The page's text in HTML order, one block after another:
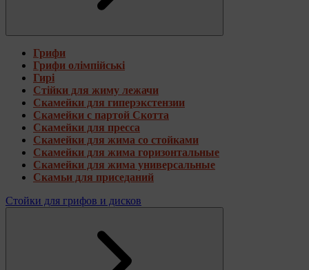
Грифи
Грифи олімпійські
Гирі
Стійки для жиму лежачи
Скамейки для гиперэкстензии
Скамейки с партой Скотта
Скамейки для пресса
Скамейки для жима со стойками
Скамейки для жима горизонтальные
Скамейки для жима универсальные
Скамьи для приседаний
Стойки для грифов и дисков